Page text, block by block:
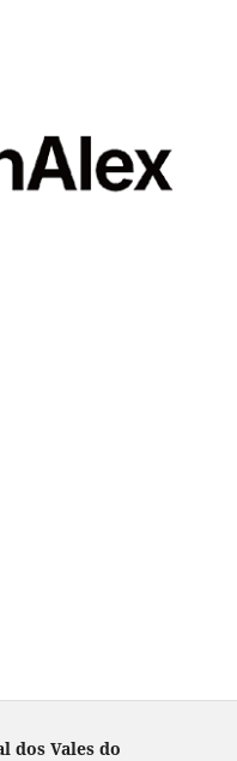
dos Vales do